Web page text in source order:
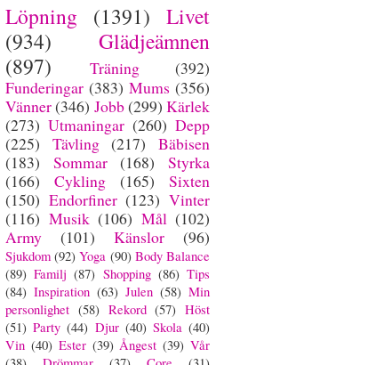
Löpning (1391) Livet
(934)
Glädjeämnen
(897)
Träning
(392)
Funderingar (383) Mums (356)
Vänner(346) Jobb(299) Kärlek
(273) Utmaningar (260) Depp
(225)
Tävling (217)
Bäbisen
(183)
Sommar (168)
Styrka
(166)
Cykling (165)
Sixten
(150) Endorfiner (123) Vinter
(116) Musik (106) Mål (102)
Army
(101) Känslor (96)
Sjukdom (92) Yoga (90) Body Balance
(89) Familj (87) Shopping (86) Tips
(84) Inspiration (63) Julen (58) Min
personlighet (58) Rekord (57) Höst
(51) Party (44) Djur (40) Skola (40)
Vin (40) Ester (39) Ångest (39) Vår